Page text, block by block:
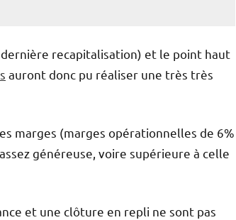
dernière recapitalisation) et le point haut
auront donc pu réaliser une très très
marges (marges opérationnelles de 6%
généreuse, voire supérieure à celle
et une clôture en repli ne sont pas